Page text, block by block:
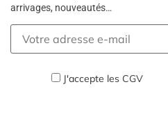
arrivages, nouveautés…
J'accepte les CGV